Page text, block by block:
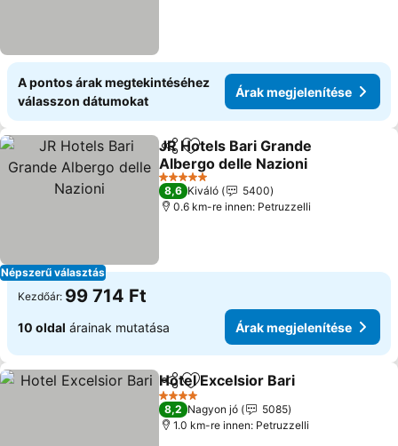
A pontos árak megtekintéséhez
válasszon dátumokat
Árak megjelenítése
Népszerű választás
Megosztás
Hozzáadás a kedvencekhez
JR Hotels Bari Grande
Albergo delle Nazioni
5 Kategória
8,6 Kiváló
5400
0.6 km-re innen: Petruzzelli
Kezdőár: 99 714 Ft
10 oldal árainak mutatása Árak megjelenítése
Megosztás
Hozzáadás a kedvencekhez
Hotel Excelsior Bari
4 Kategória
8,2 Nagyon jó
5085
1.0 km-re innen: Petruzzelli